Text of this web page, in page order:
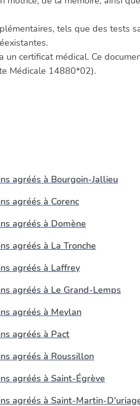
tels que des tests
certificat médical. Ce
Médicale 14880*02).
agréés à Bourgoin-Jallieu
agréés à Corenc
agréés à Domène
agréés à La Tronche
agréés à Laffrey
agréés à Le Grand-Lemps
agréés à Meylan
agréés à Pact
agréés à Roussillon
agréés à Saint-Égrève
agréés à Saint-Martin-